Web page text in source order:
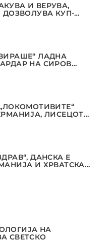
И ВЕРУВА,
ДОЗВОЛУВА КУП-
ЛАДНА
НА СИРОВ
ЛИСЕЦОТ
ДАНСКА Е
И ХРВАТСКА
НА
СВЕТСКО